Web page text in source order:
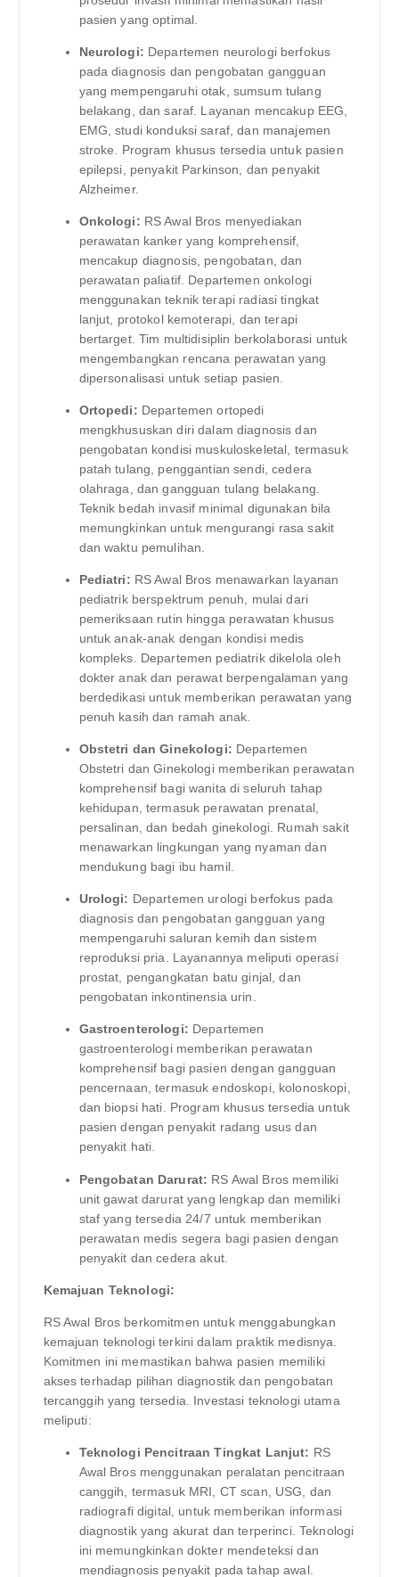
pasien yang optimal.
Neurologi: Departemen neurologi berfokus
pada diagnosis dan pengobatan gangguan
yang mempengaruhi otak, sumsum tulang
belakang, dan saraf. Layanan mencakup EEG,
EMG, studi konduksi saraf, dan manajemen
stroke. Program khusus tersedia untuk pasien
epilepsi, penyakit Parkinson, dan penyakit
Alzheimer.
Onkologi: RS Awal Bros menyediakan
perawatan kanker yang komprehensif,
mencakup diagnosis, pengobatan, dan
perawatan paliatif. Departemen onkologi
menggunakan teknik terapi radiasi tingkat
lanjut, protokol kemoterapi, dan terapi
bertarget. Tim multidisiplin berkolaborasi untuk
mengembangkan rencana perawatan yang
dipersonalisasi untuk setiap pasien.
Ortopedi: Departemen ortopedi
mengkhususkan diri dalam diagnosis dan
pengobatan kondisi muskuloskeletal, termasuk
patah tulang, penggantian sendi, cedera
olahraga, dan gangguan tulang belakang.
Teknik bedah invasif minimal digunakan bila
memungkinkan untuk mengurangi rasa sakit
dan waktu pemulihan.
Pediatri: RS Awal Bros menawarkan layanan
pediatrik berspektrum penuh, mulai dari
pemeriksaan rutin hingga perawatan khusus
untuk anak-anak dengan kondisi medis
kompleks. Departemen pediatrik dikelola oleh
dokter anak dan perawat berpengalaman yang
berdedikasi untuk memberikan perawatan yang
penuh kasih dan ramah anak.
Obstetri dan Ginekologi: Departemen
Obstetri dan Ginekologi memberikan perawatan
komprehensif bagi wanita di seluruh tahap
kehidupan, termasuk perawatan prenatal,
persalinan, dan bedah ginekologi. Rumah sakit
menawarkan lingkungan yang nyaman dan
mendukung bagi ibu hamil.
Urologi: Departemen urologi berfokus pada
diagnosis dan pengobatan gangguan yang
mempengaruhi saluran kemih dan sistem
reproduksi pria. Layanannya meliputi operasi
prostat, pengangkatan batu ginjal, dan
pengobatan inkontinensia urin.
Gastroenterologi: Departemen
gastroenterologi memberikan perawatan
komprehensif bagi pasien dengan gangguan
pencernaan, termasuk endoskopi, kolonoskopi,
dan biopsi hati. Program khusus tersedia untuk
pasien dengan penyakit radang usus dan
penyakit hati.
Pengobatan Darurat: RS Awal Bros memiliki
unit gawat darurat yang lengkap dan memiliki
staf yang tersedia 24/7 untuk memberikan
perawatan medis segera bagi pasien dengan
penyakit dan cedera akut.
Kemajuan Teknologi:
RS Awal Bros berkomitmen untuk menggabungkan
kemajuan teknologi terkini dalam praktik medisnya.
Komitmen ini memastikan bahwa pasien memiliki
akses terhadap pilihan diagnostik dan pengobatan
tercanggih yang tersedia. Investasi teknologi utama
meliputi:
Teknologi Pencitraan Tingkat Lanjut: RS
Awal Bros menggunakan peralatan pencitraan
canggih, termasuk MRI, CT scan, USG, dan
radiografi digital, untuk memberikan informasi
diagnostik yang akurat dan terperinci. Teknologi
ini memungkinkan dokter mendeteksi dan
mendiagnosis penyakit pada tahap awal.